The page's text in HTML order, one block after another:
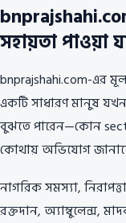
সহায়তা পাওয়া
bnprajshahi.com-এর
একটি সাধারণ মানুষ
বুঝতে পারেন—কোন
কোথায় অভিযোগ
নাগরিক সমস্যা,
রক্তদান, অ্যাম্বুলেন্স,